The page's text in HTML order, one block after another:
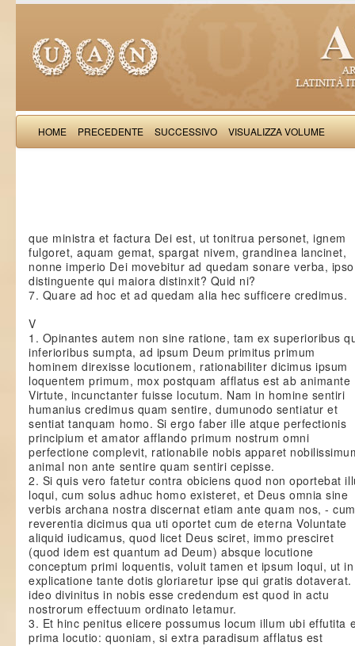
HOME PRECEDENTE SUCCESSIVO VISUALIZZA VOLUME
que ministra et factura Dei est, ut tonitrua personet, ignem
fulgoret, aquam gemat, spargat nivem, grandinea lancinet,
nonne imperio Dei movebitur ad quedam sonare verba, ipso
distinguente qui maiora distinxit? Quid ni?
7. Quare ad hoc et ad quedam alia hec sufficere credimus.
V
1. Opinantes autem non sine ratione, tam ex superioribus
inferioribus sumpta, ad ipsum Deum primitus primum
hominem direxisse locutionem, rationabiliter dicimus ipsum
loquentem primum, mox postquam afflatus est ab animante
Virtute, incunctanter fuisse locutum. Nam in homine sentiri
humanius credimus quam sentire, dumunodo sentiatur et
sentiat tanquam homo. Si ergo faber ille atque perfectionis
principium et amator afflando primum nostrum omni
perfectione complevit, rationabile nobis apparet
animal non ante sentire quam sentiri cepisse.
2. Si quis vero fatetur contra obiciens quod non oportebat
loqui, cum solus adhuc homo existeret, et Deus omnia sine
verbis archana nostra discernat etiam ante quam nos, -
reverentia dicimus qua uti oportet cum de eterna Voluntate
aliquid iudicamus, quod licet Deus sciret, immo presciret
(quod idem est quantum ad Deum) absque locutione
conceptum primi loquentis, voluit tamen et ipsum loqui, ut in
explicatione tante dotis gloriaretur ipse qui gratis dotaverat.
ideo divinitus in nobis esse credendum est quod in actu
nostrorum effectuum ordinato letamur.
3. Et hinc penitus elicere possumus locum illum ubi effutita
prima locutio: quoniam, si extra paradisum afflatus est